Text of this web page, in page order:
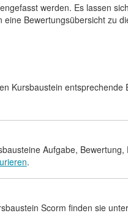
werden. Es lassen
Bewertungsübersicht zu
Kursbaustein
Aufgabe,
.
Scorm finden sie unter